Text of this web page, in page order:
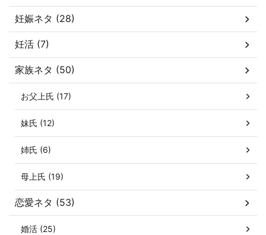
妊娠ネタ (28)
妊活 (7)
家族ネタ (50)
お父上氏 (17)
妹氏 (12)
姉氏 (6)
母上氏 (19)
恋愛ネタ (53)
婚活 (25)